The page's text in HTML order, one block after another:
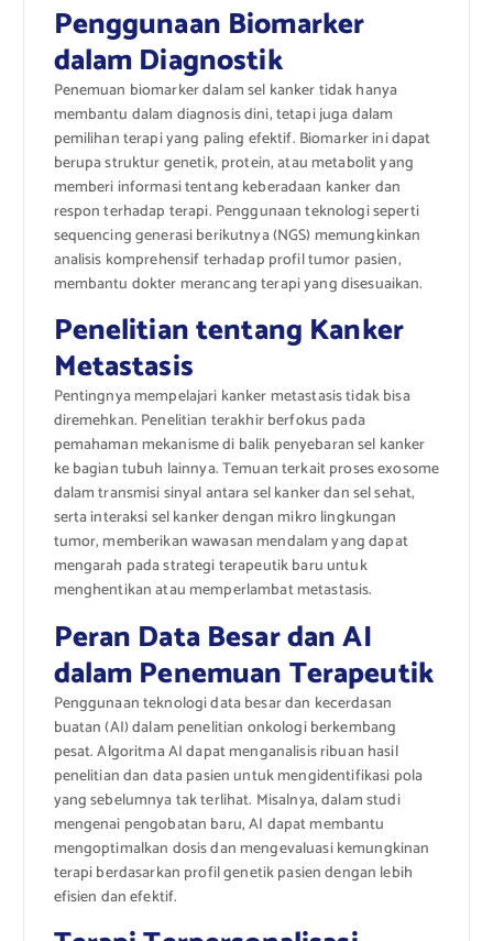
Penggunaan Biomarker
dalam Diagnostik
Penemuan biomarker dalam sel kanker tidak hanya
membantu dalam diagnosis dini, tetapi juga dalam
pemilihan terapi yang paling efektif. Biomarker ini dapat
berupa struktur genetik, protein, atau metabolit yang
memberi informasi tentang keberadaan kanker dan
respon terhadap terapi. Penggunaan teknologi seperti
sequencing generasi berikutnya (NGS) memungkinkan
analisis komprehensif terhadap profil tumor pasien,
membantu dokter merancang terapi yang disesuaikan.
Penelitian tentang Kanker
Metastasis
Pentingnya mempelajari kanker metastasis tidak bisa
diremehkan. Penelitian terakhir berfokus pada
pemahaman mekanisme di balik penyebaran sel kanker
ke bagian tubuh lainnya. Temuan terkait proses exosome
dalam transmisi sinyal antara sel kanker dan sel sehat,
serta interaksi sel kanker dengan mikro lingkungan
tumor, memberikan wawasan mendalam yang dapat
mengarah pada strategi terapeutik baru untuk
menghentikan atau memperlambat metastasis.
Peran Data Besar dan AI
dalam Penemuan Terapeutik
Penggunaan teknologi data besar dan kecerdasan
buatan (AI) dalam penelitian onkologi berkembang
pesat. Algoritma AI dapat menganalisis ribuan hasil
penelitian dan data pasien untuk mengidentifikasi pola
yang sebelumnya tak terlihat. Misalnya, dalam studi
mengenai pengobatan baru, AI dapat membantu
mengoptimalkan dosis dan mengevaluasi kemungkinan
terapi berdasarkan profil genetik pasien dengan lebih
efisien dan efektif.